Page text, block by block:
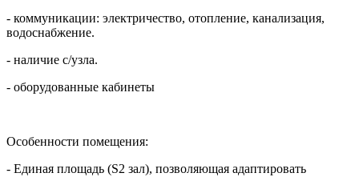
- коммуникации: электричество, отопление, канализация,
водоснабжение.
- наличие с/узла.
- оборудованные кабинеты
Особенности помещения:
- Единая площадь (S2 зал), позволяющая адаптировать